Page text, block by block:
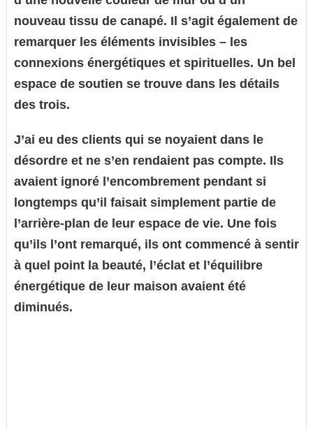
nouveau tissu de canapé. Il s’agit également de
remarquer les éléments invisibles – les
connexions énergétiques et spirituelles. Un bel
espace de soutien se trouve dans les détails
des trois.
J’ai eu des clients qui se noyaient dans le
désordre et ne s’en rendaient pas compte. Ils
avaient ignoré l’encombrement pendant si
longtemps qu’il faisait simplement partie de
l’arrière-plan de leur espace de vie. Une fois
qu’ils l’ont remarqué, ils ont commencé à sentir
à quel point la beauté, l’éclat et l’équilibre
énergétique de leur maison avaient été
diminués.